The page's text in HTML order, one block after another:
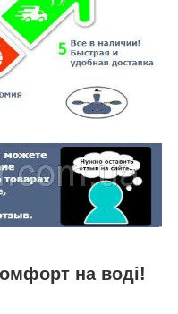
на воді!